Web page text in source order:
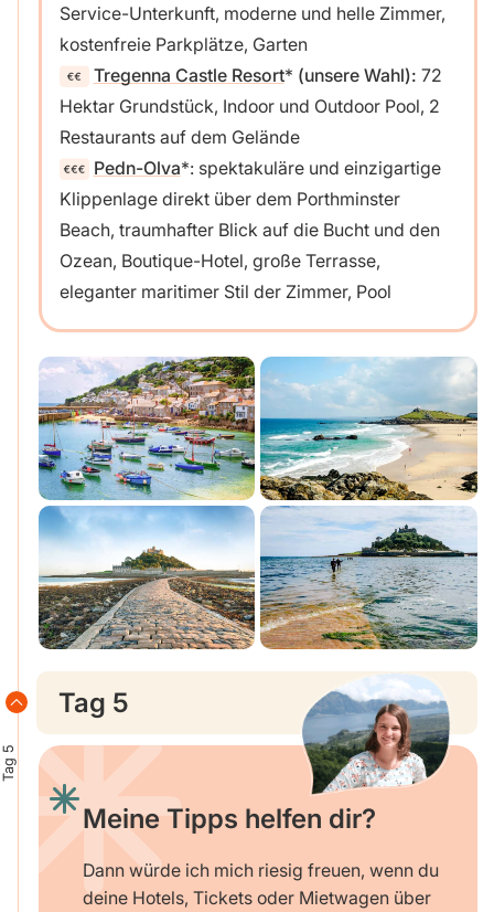
Service-Unterkunft, moderne und helle Zimmer,
kostenfreie Parkplätze, Garten
Tregenna Castle Resort
(unsere Wahl): 72
Hektar Grundstück, Indoor und Outdoor Pool, 2
Restaurants auf dem Gelände
Pedn-Olva : spektakuläre und einzigartige
Klippenlage direkt über dem Porthminster
Beach, traumhafter Blick auf die Bucht und den
Ozean, Boutique-Hotel, große Terrasse,
eleganter maritimer Stil der Zimmer, Pool
Tag 5
Tag 5
Meine Tipps helfen dir?
Dann würde ich mich riesig freuen, wenn du
deine Hotels, Tickets oder Mietwagen über